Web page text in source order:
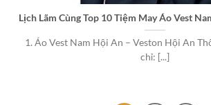
Lịch Lãm Cùng Top 10 Tiệm May Áo Vest
1. Áo Vest Nam Hội An – Veston Hội An
chỉ: [...]